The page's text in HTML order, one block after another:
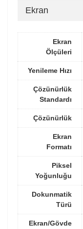
Ekran
Ekran
Ölçüleri
Yenileme Hızı
Çözünürlük
Standardı
Çözünürlük
Ekran
Formatı
Piksel
Yoğunluğu
Dokunmatik
Türü
Ekran/Gövde